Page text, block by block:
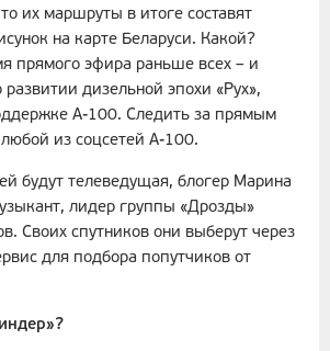
их маршруты в итоге составят
на карте Беларуси. Какой?
прямого эфира раньше всех – и
развитии дизельной эпохи «Рух»,
А-100. Следить за прямым
из соцсетей А-100.
будут телеведущая, блогер Марина
лидер группы «Дрозды»
Своих спутников они выберут через
для подбора попутчиков от